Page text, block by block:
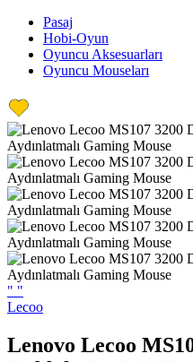
Pasaj
Hobi-Oyun
Oyuncu Aksesuarları
Oyuncu Mouseları
" "
Lecoo
Lenovo Lecoo